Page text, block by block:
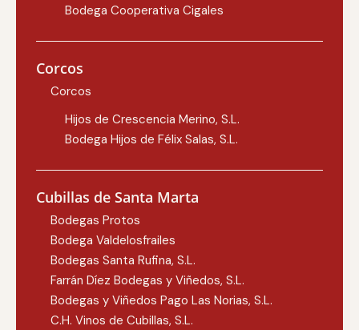
Bodega Cooperativa Cigales
Corcos
Corcos
Hijos de Crescencia Merino, S.L.
Bodega Hijos de Félix Salas, S.L.
Cubillas de Santa Marta
Bodegas Protos
Bodega Valdelosfrailes
Bodegas Santa Rufina, S.L.
Farrán Díez Bodegas y Viñedos, S.L.
Bodegas y Viñedos Pago Las Norias, S.L.
C.H. Vinos de Cubillas, S.L.